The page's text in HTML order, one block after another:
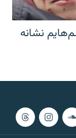
نشانه